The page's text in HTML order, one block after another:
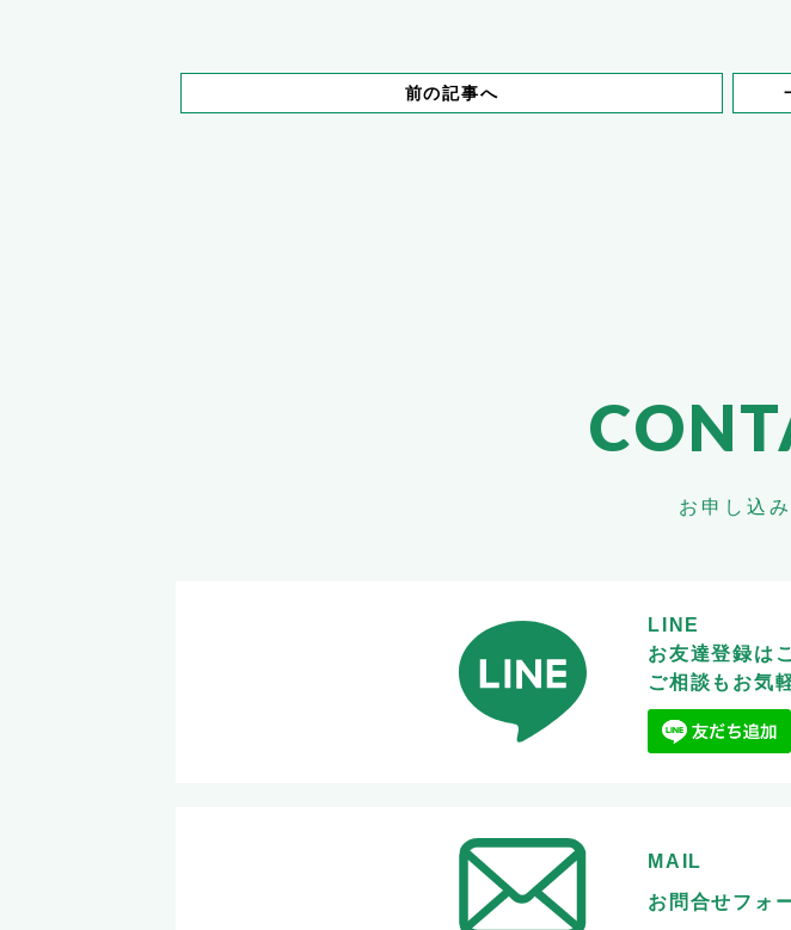
前の記事へ
お申し込
LINE
お友達登録は
ご相談もお気
MAIL
お問合せフォ